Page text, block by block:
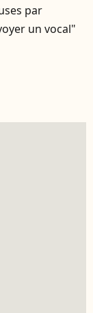
par
un vocal"